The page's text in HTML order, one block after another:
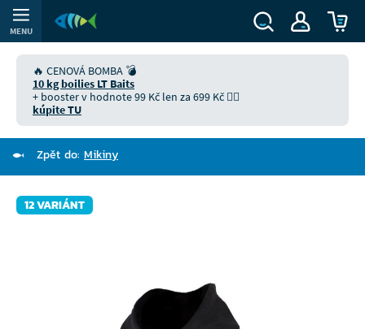
MENU
🔥 CENOVÁ BOMBA 💣
10 kg boilies LT Baits
+ booster v hodnote 99 Kč len za 699 Kč 👉🏻
kúpite TU
Zpět do: Mikiny
12 VARIÁNT